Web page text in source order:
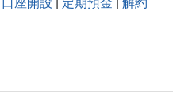
口座開設 定期預金 解約